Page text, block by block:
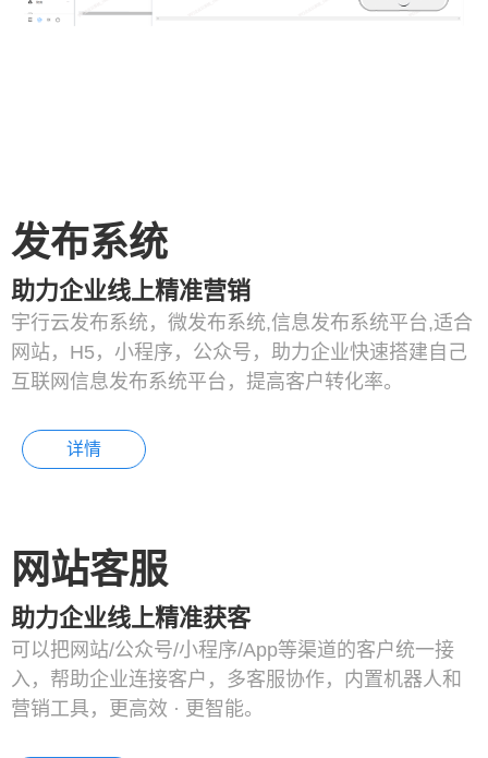
发布系统
助力企业线上精准营销
宇行云发布系统，微发布系统,信息发布系统平台,适合
网站，H5，小程序，公众号，助力企业快速搭建自己
互联网信息发布系统平台，提高客户转化率。
详情
网站客服
助力企业线上精准获客
可以把网站/公众号/小程序/App等渠道的客户统一接
入，帮助企业连接客户，多客服协作，内置机器人和
营销工具，更高效 · 更智能。